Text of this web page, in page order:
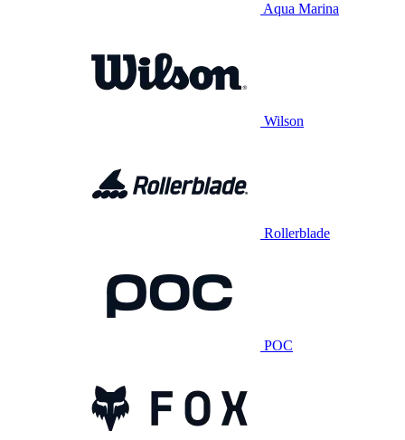
Aqua Marina
Wilson
Rollerblade
POC